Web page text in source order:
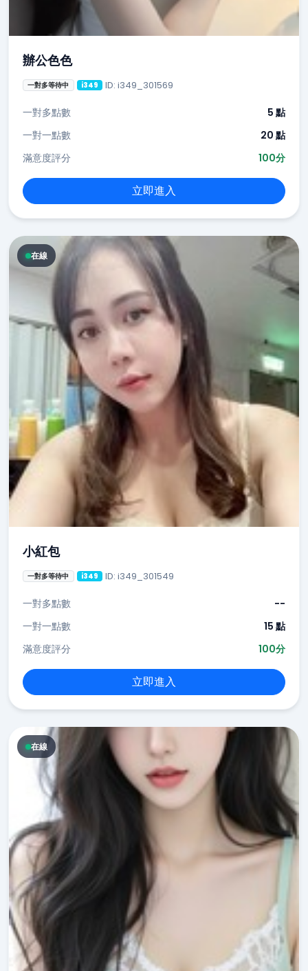
辦公色色
一對多等待中 i349 ID: i349_301569
一對多點數
5 點
一對一點數
20 點
滿意度評分
100分
立即進入
在線
小紅包
一對多等待中 i349 ID: i349_301549
一對多點數
--
一對一點數
15 點
滿意度評分
100分
立即進入
在線